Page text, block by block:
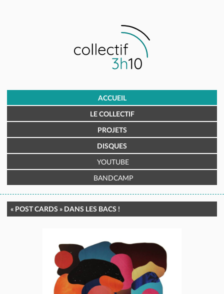
ACCUEIL
LE COLLECTIF
PROJETS
DISQUES
YOUTUBE
BANDCAMP
« POST CARDS » DANS LES BACS !